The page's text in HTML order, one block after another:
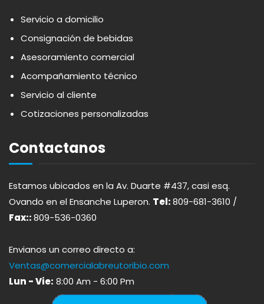
PANADERÍA
PASTAS
PICADERAS
SALSAS
SAZONES
SNACKS
ÚTILES ESCOLARES
APOTHIC
AQUA
ARDUINI
ARIENZO DE MARQUEZ
ATLANTICO
AVALON
AVERNA
AZUKITA
Servicio a domicilio
Consignación de bebidas
Asesoramiento comercial
Acompañamiento técnico
Servicio al cliente
Cotizaciones personalizadas
Contactanos
Estamos ubicados en la Av. Duarte #437, casi esq.
Ovando en el Ensanche Luperon. Tel:809-681-3610 /
Fax::809-536-0360
Envianos un correo directo a:
Ventas@comercialabreutoribio.com
Lun - Vie: 8:00 Am - 6:00 Pm